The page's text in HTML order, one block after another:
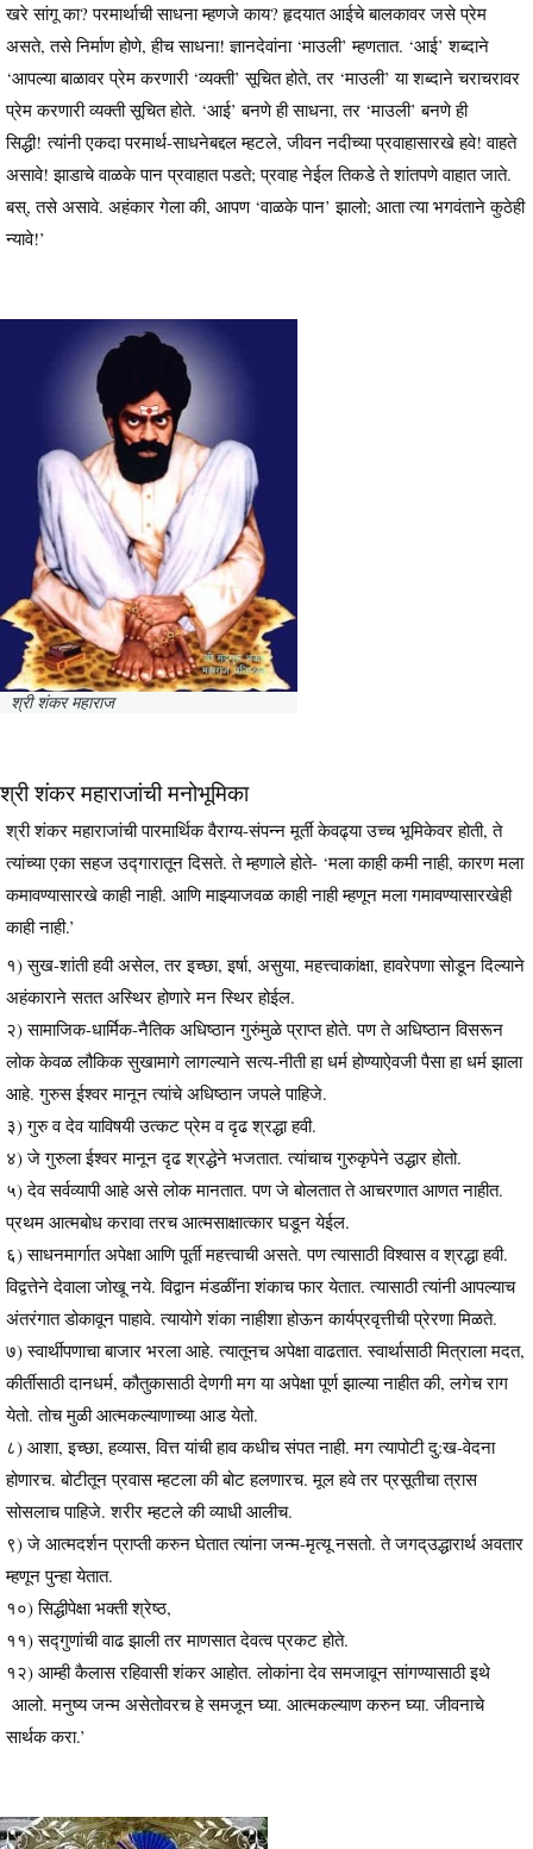
खरे सांगू का? परमार्थाची साधना म्हणजे काय? हृदयात आईचे बालकावर जसे प्रेम
असते, तसे निर्माण होणे, हीच साधना! ज्ञानदेवांना ‘माउली’ म्हणतात. ‘आई’ शब्दाने
‘आपल्या बाळावर प्रेम करणारी ‘व्यक्ती’ सूचित होते, तर ‘माउली’ या शब्दाने चराचरावर
प्रेम करणारी व्यक्ती सूचित होते. ‘आई’ बनणे ही साधना, तर ‘माउली’ बनणे ही
सिद्धी! त्यांनी एकदा परमार्थ-साधनेबद्दल म्हटले, जीवन नदीच्या प्रवाहासारखे हवे! वाहते
असावे! झाडाचे वाळके पान प्रवाहात पडते; प्रवाह नेईल तिकडे ते शांतपणे वाहात जाते.
बस्, तसे असावे. अहंकार गेला की, आपण ‘वाळके पान’ झालो; आता त्या भगवंताने कुठेही
न्यावे!’
श्री शंकर महाराज
श्री शंकर महाराजांची मनोभूमिका
श्री शंकर महाराजांची पारमार्थिक वैराग्य-संपन्न मूर्ती केवढ्या उच्च भूमिकेवर होती, ते
त्यांच्या एका सहज उद्गारातून दिसते. ते म्हणाले होते- ‘मला काही कमी नाही, कारण मला
कमावण्यासारखे काही नाही. आणि माझ्याजवळ काही नाही म्हणून मला गमावण्यासारखेही
काही नाही.’
१) सुख-शांती हवी असेल, तर इच्छा, इर्षा, असुया, महत्त्वाकांक्षा, हावरेपणा सोडून दिल्याने
अहंकाराने सतत अस्थिर होणारे मन स्थिर होईल.
२) सामाजिक-धार्मिक-नैतिक अधिष्ठान गुरुंमुळे प्राप्त होते. पण ते अधिष्ठान विसरून
लोक केवळ लौकिक सुखामागे लागल्याने सत्य-नीती हा धर्म होण्याऐवजी पैसा हा धर्म झाला
आहे. गुरुस ईश्वर मानून त्यांचे अधिष्ठान जपले पाहिजे.
३) गुरु व देव याविषयी उत्कट प्रेम व दृढ श्रद्धा हवी.
४) जे गुरुला ईश्वर मानून दृढ श्रद्धेने भजतात. त्यांचाच गुरुकृपेने उद्धार होतो.
५) देव सर्वव्यापी आहे असे लोक मानतात. पण जे बोलतात ते आचरणात आणत नाहीत.
प्रथम आत्मबोध करावा तरच आत्मसाक्षात्कार घडून येईल.
६) साधनमार्गात अपेक्षा आणि पूर्ती महत्त्वाची असते. पण त्यासाठी विश्वास व श्रद्धा हवी.
विद्वत्तेने देवाला जोखू नये. विद्वान मंडळींना शंकाच फार येतात. त्यासाठी त्यांनी आपल्याच
अंतरंगात डोकावून पाहावे. त्यायोगे शंका नाहीशा होऊन कार्यप्रवृत्तीची प्रेरणा मिळते.
७) स्वार्थीपणाचा बाजार भरला आहे. त्यातूनच अपेक्षा वाढतात. स्वार्थासाठी मित्राला मदत,
कीर्तीसाठी दानधर्म, कौतुकासाठी देणगी मग या अपेक्षा पूर्ण झाल्या नाहीत की, लगेच राग
येतो. तोच मुळी आत्मकल्याणाच्या आड येतो.
८) आशा, इच्छा, हव्यास, वित्त यांची हाव कधीच संपत नाही. मग त्यापोटी दु:ख-वेदना
होणारच. बोटीतून प्रवास म्हटला की बोट हलणारच. मूल हवे तर प्रसूतीचा त्रास
सोसलाच पाहिजे. शरीर म्हटले की व्याधी आलीच.
९) जे आत्मदर्शन प्राप्ती करुन घेतात त्यांना जन्म-मृत्यू नसतो. ते जगद्उद्धारार्थ अवतार
म्हणून पुन्हा येतात.
१०) सिद्धीपेक्षा भक्ती श्रेष्ठ,
११) सद्गुणांची वाढ झाली तर माणसात देवत्व प्रकट होते.
१२) आम्ही कैलास रहिवासी शंकर आहोत. लोकांना देव समजावून सांगण्यासाठी इथे
आलो. मनुष्य जन्म असेतोवरच हे समजून घ्या. आत्मकल्याण करुन घ्या. जीवनाचे
सार्थक करा.’